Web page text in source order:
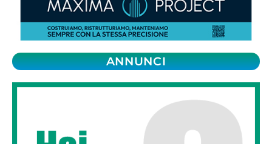
ANNUNCI